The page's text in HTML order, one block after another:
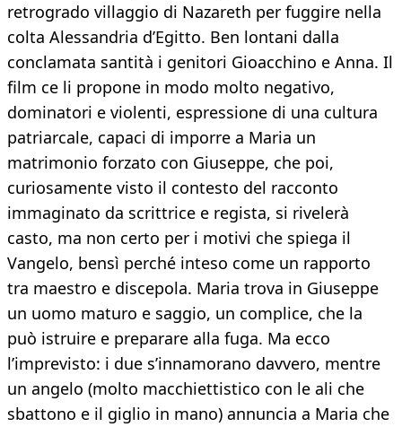
retrogrado villaggio di Nazareth per fuggire nella
colta Alessandria d’Egitto. Ben lontani dalla
conclamata santità i genitori Gioacchino e Anna. Il
film ce li propone in modo molto negativo,
dominatori e violenti, espressione di una cultura
patriarcale, capaci di imporre a Maria un
matrimonio forzato con Giuseppe, che poi,
curiosamente visto il contesto del racconto
immaginato da scrittrice e regista, si rivelerà
casto, ma non certo per i motivi che spiega il
Vangelo, bensì perché inteso come un rapporto
tra maestro e discepola. Maria trova in Giuseppe
un uomo maturo e saggio, un complice, che la
può istruire e preparare alla fuga. Ma ecco
l’imprevisto: i due s’innamorano davvero, mentre
un angelo (molto macchiettistico con le ali che
sbattono e il giglio in mano) annuncia a Maria che